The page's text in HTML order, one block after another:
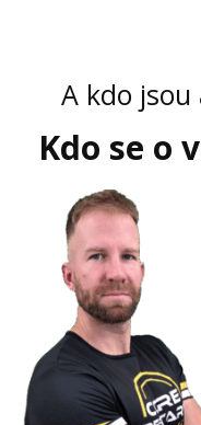
A kdo jsou
Kdo se o